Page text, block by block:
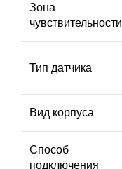
Зона
чувствительности
Тип датчика
Вид корпуса
Способ
подключения